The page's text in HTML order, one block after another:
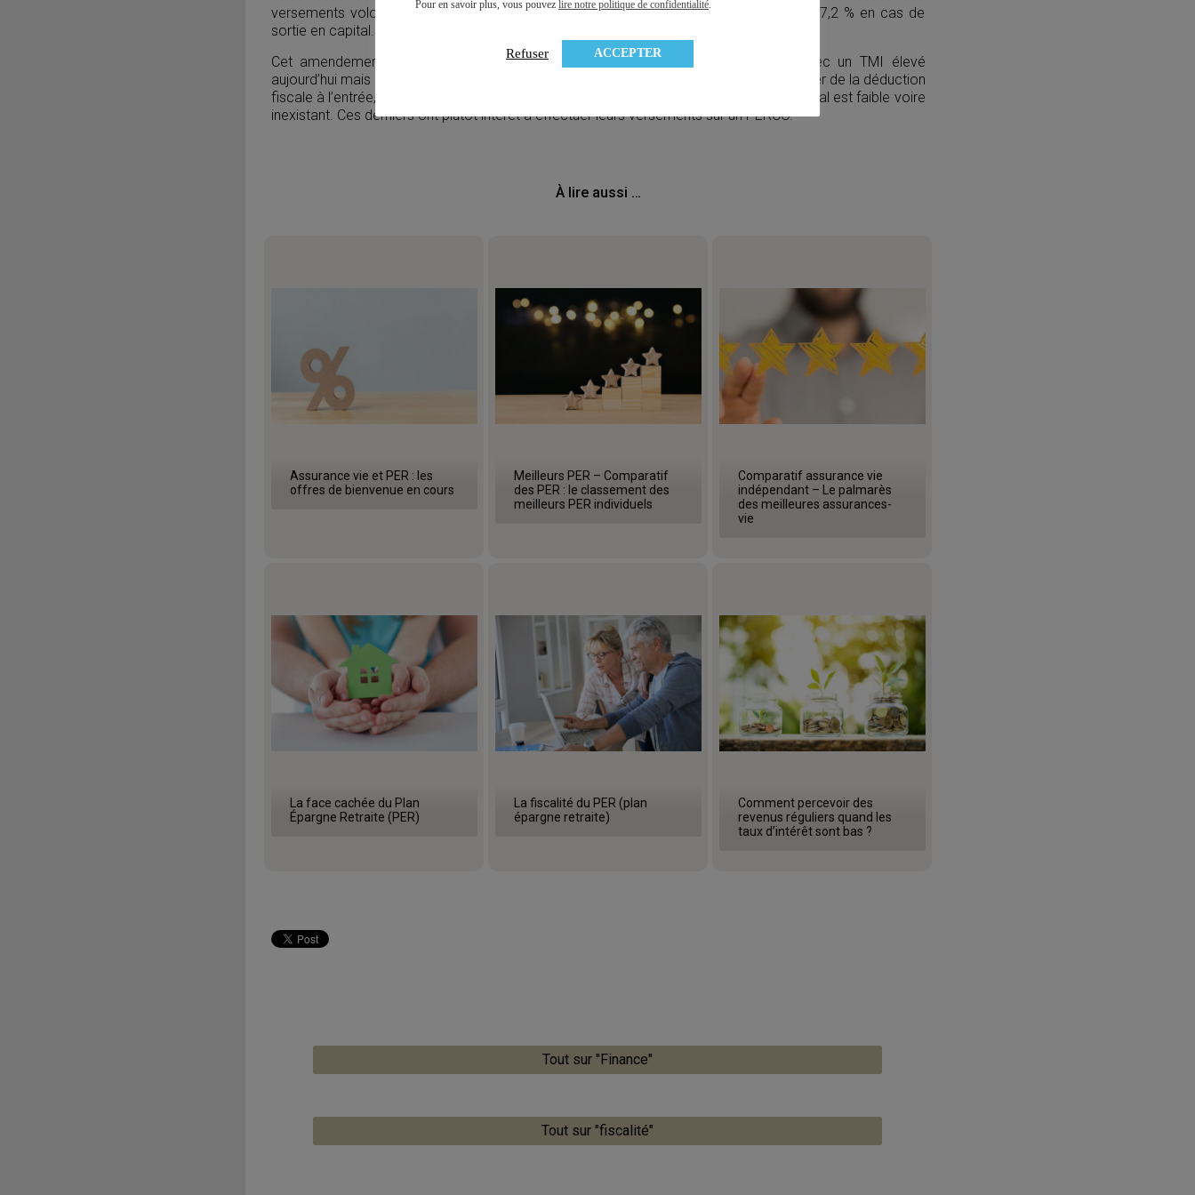
versements volontaires non déductibles du PER collectif passerait donc de 30 % à 17,2 % en cas de
sortie en capital.
Cet amendement est motivé par le fait que, si les épargnants les plus aisés (avec un TMI élevé
aujourd’hui mais qui anticipent un TMI plus faible une fois à la retraite) ont intérêt à profiter de la déduction
fiscale à l’entrée, ce n’est pas forcément le cas des plus modestes pour qui le levier fiscal est faible voire
inexistant. Ces derniers ont plutôt intérêt à effectuer leurs versements sur un PERCO.
À lire aussi …
Assurance vie et PER : les
offres de bienvenue en cours
Meilleurs PER – Comparatif
des PER : le classement des
meilleurs PER individuels
Comparatif assurance vie
indépendant – Le palmarès
des meilleures assurances-
vie
La face cachée du Plan
Épargne Retraite (PER)
La fiscalité du PER (plan
épargne retraite)
Comment percevoir des
revenus réguliers quand les
taux d’intérêt sont bas ?
Tout sur "Finance"
Tout sur "fiscalité"
Pour en savoir plus, vous pouvez lire notre politique de confidentialité
Refuser ACCEPTER